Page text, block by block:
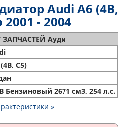
Audi A6 (4B,
- 2004
ЗАПЧАСТЕЙ Ауди
C5)
Бензиновый 2671 см3, 254 л.с.
»